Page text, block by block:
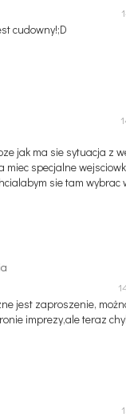
cudowny!;D
jak ma sie sytuacja z
miec specjalne
sie tam wybrac
jest zaproszenie,
imprezy,ale teraz